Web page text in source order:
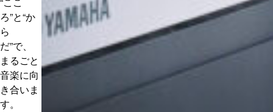
ろ”と“か
ら
だ”で、
まるごと
音楽に向
き合いま
す。